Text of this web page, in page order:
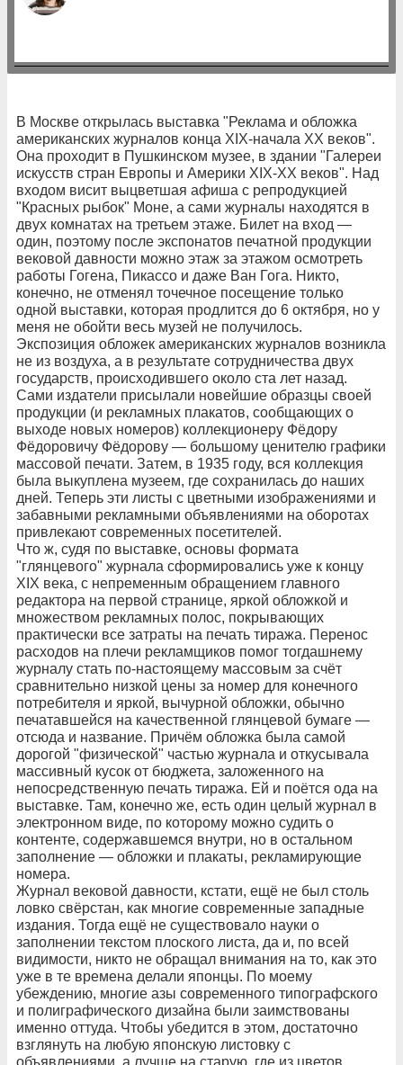
В Москве открылась выставка "Реклама и обложка
американских журналов конца XIX-начала XX веков".
Она проходит в Пушкинском музее, в здании "Галереи
искусств стран Европы и Америки XIX-XX веков". Над
входом висит выцветшая афиша с репродукцией
"Красных рыбок" Моне, а сами журналы находятся в
двух комнатах на третьем этаже. Билет на вход —
один, поэтому после экспонатов печатной продукции
вековой давности можно этаж за этажом осмотреть
работы Гогена, Пикассо и даже Ван Гога. Никто,
конечно, не отменял точечное посещение только
одной выставки, которая продлится до 6 октября, но у
меня не обойти весь музей не получилось.
Экспозиция обложек американских журналов возникла
не из воздуха, а в результате сотрудничества двух
государств, происходившего около ста лет назад.
Сами издатели присылали новейшие образцы своей
продукции (и рекламных плакатов, сообщающих о
выходе новых номеров) коллекционеру Фёдору
Фёдоровичу Фёдорову — большому ценителю графики
массовой печати. Затем, в 1935 году, вся коллекция
была выкуплена музеем, где сохранилась до наших
дней. Теперь эти листы с цветными изображениями и
забавными рекламными объявлениями на оборотах
привлекают современных посетителей.
Что ж, судя по выставке, основы формата
"глянцевого" журнала сформировались уже к концу
XIX века, с непременным обращением главного
редактора на первой странице, яркой обложкой и
множеством рекламных полос, покрывающих
практически все затраты на печать тиража. Перенос
расходов на плечи рекламщиков помог тогдашнему
журналу стать по-настоящему массовым за счёт
сравнительно низкой цены за номер для конечного
потребителя и яркой, вычурной обложки, обычно
печатавшейся на качественной глянцевой бумаге —
отсюда и название. Причём обложка была самой
дорогой "физической" частью журнала и откусывала
массивный кусок от бюджета, заложенного на
непосредственную печать тиража. Ей и поётся ода на
выставке. Там, конечно же, есть один целый журнал в
электронном виде, по которому можно судить о
контенте, содержавшемся внутри, но в остальном
заполнение — обложки и плакаты, рекламирующие
номера.
Журнал вековой давности, кстати, ещё не был столь
ловко свёрстан, как многие современные западные
издания. Тогда ещё не существовало науки о
заполнении текстом плоского листа, да и, по всей
видимости, никто не обращал внимания на то, как это
уже в те времена делали японцы. По моему
убеждению, многие азы современного типографского
и полиграфического дизайна были заимствованы
именно оттуда. Чтобы убедится в этом, достаточно
взглянуть на любую японскую листовку с
объявлениями, а лучше на старую, где из цветов